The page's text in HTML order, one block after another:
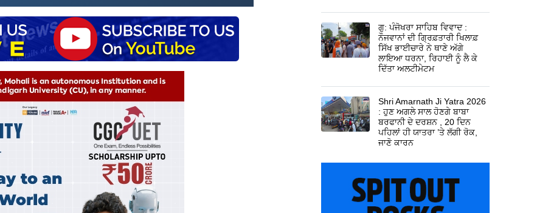
ਗੁ: ਪੰਜੋਖਰਾ ਸਾਹਿਬ ਵਿਵਾਦ :
ਨੌਜਵਾਨਾਂ ਦੀ ਗ੍ਰਿਫ਼ਤਾਰੀ ਖਿਲਾਫ਼
ਸਿੱਖ ਭਾਈਚਾਰੇ ਨੇ ਥਾਣੇ ਅੱਗੇ
ਲਾਇਆ ਧਰਨਾ, ਰਿਹਾਈ ਨੂੰ ਲੈ ਕੇ
ਦਿੱਤਾ ਅਲਟੀਮੇਟਮ
Shri Amarnath Ji Yatra 2026
: ਹੁਣ ਅਗਲੇ ਸਾਲ ਹੋਣਗੇ ਬਾਬਾ
ਬਰਫਾਨੀ ਦੇ ਦਰਸ਼ਨ , 20 ਦਿਨ
ਪਹਿਲਾਂ ਹੀ ਯਾਤਰਾ ’ਤੇ ਲੱਗੀ ਰੋਕ,
ਜਾਣੋ ਕਾਰਨ